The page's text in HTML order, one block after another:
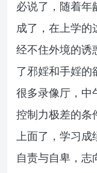
必说了，随着年
成了，在上学的
经不住外境的诱
了邪婬和手婬的
很多录像厅，中
控制力极差的条
上面了，学习成
自责与自卑，志